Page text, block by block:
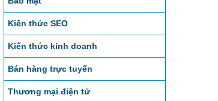
Kiến thức SEO
Kiến thức kinh doanh
Bán hàng trực tuyến
Thương mại điện tử